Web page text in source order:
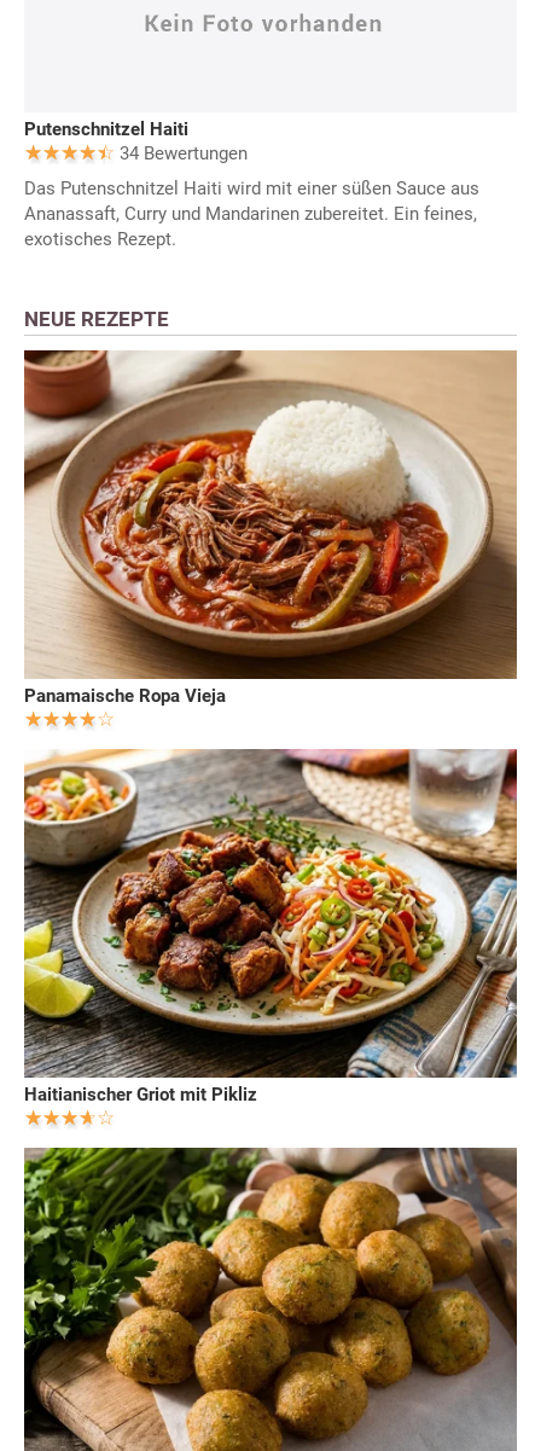
Putenschnitzel Haiti
34 Bewertungen
Das Putenschnitzel Haiti wird mit einer süßen Sauce aus
Ananassaft, Curry und Mandarinen zubereitet. Ein feines,
exotisches Rezept.
NEUE REZEPTE
Panamaische Ropa Vieja
Haitianischer Griot mit Pikliz